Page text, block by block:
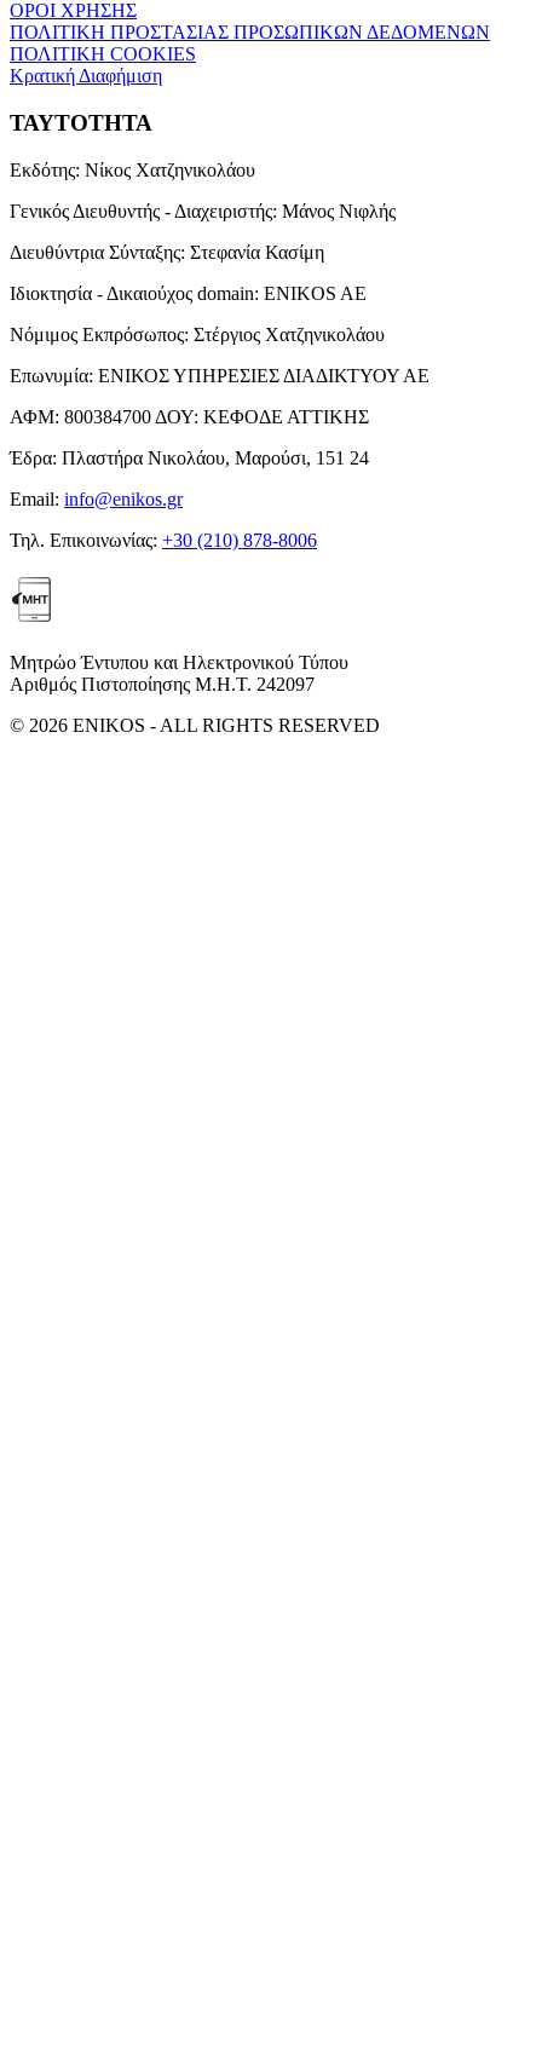
ΟΡΟΙ ΧΡΗΣΗΣ
ΠΟΛΙΤΙΚΗ ΠΡΟΣΤΑΣΙΑΣ ΠΡΟΣΩΠΙΚΩΝ ΔΕΔΟΜΕΝΩΝ
ΠΟΛΙΤΙΚΗ COOKIES
Κρατική Διαφήμιση
ΤΑΥΤΟΤΗΤΑ
Εκδότης: Νίκος Χατζηνικολάου
Γενικός Διευθυντής - Διαχειριστής: Μάνος Νιφλής
Διευθύντρια Σύνταξης: Στεφανία Κασίμη
Ιδιοκτησία - Δικαιούχος domain: ENIKOS AE
Νόμιμος Εκπρόσωπος: Στέργιος Χατζηνικολάου
Επωνυμία: ΕΝΙΚΟΣ ΥΠΗΡΕΣΙΕΣ ΔΙΑΔΙΚΤΥΟΥ ΑΕ
ΑΦΜ: 800384700 ΔΟΥ: ΚΕΦΟΔΕ ΑΤΤΙΚΗΣ
Έδρα: Πλαστήρα Νικολάου, Μαρούσι, 151 24
Email: info@enikos.gr
Τηλ. Επικοινωνίας: +30 (210) 878-8006
Μητρώο Έντυπου και Ηλεκτρονικού Τύπου
Αριθμός Πιστοποίησης Μ.Η.Τ. 242097
© 2026 ENIKOS - ALL RIGHTS RESERVED